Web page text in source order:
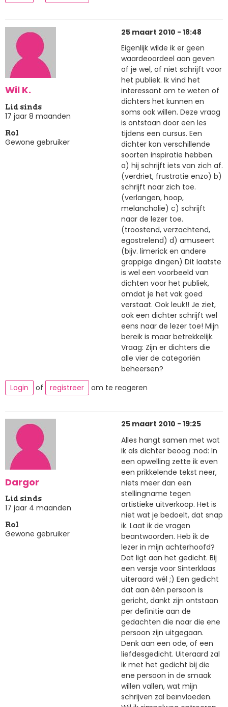
Wil K.
Lid sinds
17 jaar 8 maanden
Rol
Gewone gebruiker
25 maart 2010 - 18:48
Eigenlijk wilde ik er geen
waardeoordeel aan geven
of je wel, of niet schrijft voor
het publiek. Ik vind het
interessant om te weten of
dichters het kunnen en
soms ook willen. Deze vraag
is ontstaan door een les
tijdens een cursus. Een
dichter kan verschillende
soorten inspiratie hebben.
a) hij schrijft iets van zich af.
(verdriet, frustratie enzo) b)
schrijft naar zich toe.
(verlangen, hoop,
melancholie) c) schrijft
naar de lezer toe.
(troostend, verzachtend,
egostrelend) d) amuseert
(bijv. limerick en andere
grappige dingen) Dit laatste
is wel een voorbeeld van
dichten voor het publiek,
omdat je het vak goed
verstaat. Ook leuk!! Je ziet,
ook een dichter schrijft wel
eens naar de lezer toe! Mijn
bereik is maar betrekkelijk.
Vraag: Zijn er dichters die
alle vier de categoriën
beheersen?
Login
of registreer om te reageren
Dargor
Lid sinds
17 jaar 4 maanden
Rol
Gewone gebruiker
25 maart 2010 - 19:25
Alles hangt samen met wat
ik als dichter beoog :nod: In
een opwelling zette ik even
een prikkelende tekst neer,
niets meer dan een
stellingname tegen
artistieke uitverkoop. Het is
niet wat je bedoelt, dat snap
ik. Laat ik de vragen
beantwoorden. Heb ik de
lezer in mijn achterhoofd?
Dat ligt aan het gedicht. Bij
een versje voor Sinterklaas
uiteraard wél ;) Een gedicht
dat aan één persoon is
gericht, dankt zijn ontstaan
per definitie aan de
gedachten die naar die ene
persoon zijn uitgegaan.
Denk aan een ode, of een
liefdesgedicht. Uiteraard zal
ik met het gedicht bij die
ene persoon in de smaak
willen vallen, wat mijn
schrijven zal beïnvloeden.